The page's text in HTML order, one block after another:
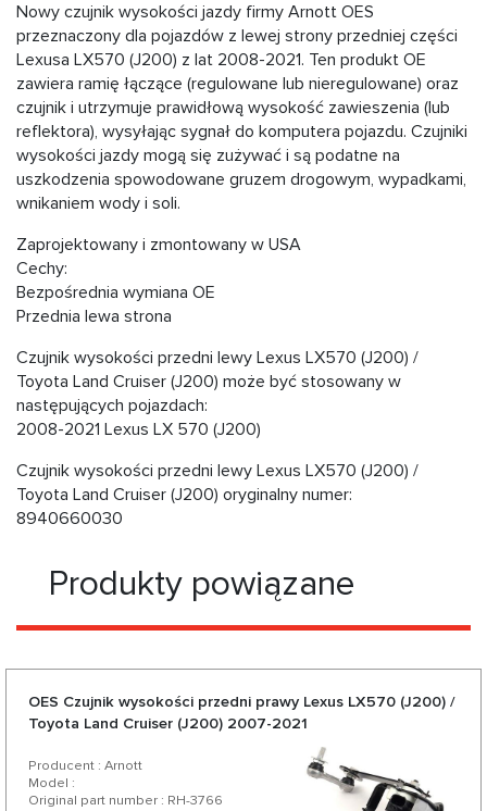
Nowy czujnik wysokości jazdy firmy Arnott OES
przeznaczony dla pojazdów z lewej strony przedniej części
Lexusa LX570 (J200) z lat 2008-2021. Ten produkt OE
zawiera ramię łączące (regulowane lub nieregulowane) oraz
czujnik i utrzymuje prawidłową wysokość zawieszenia (lub
reflektora), wysyłając sygnał do komputera pojazdu. Czujniki
wysokości jazdy mogą się zużywać i są podatne na
uszkodzenia spowodowane gruzem drogowym, wypadkami,
wnikaniem wody i soli.
Zaprojektowany i zmontowany w USA
Cechy:
Bezpośrednia wymiana OE
Przednia lewa strona
Czujnik wysokości przedni lewy Lexus LX570 (J200) /
Toyota Land Cruiser (J200) może być stosowany w
następujących pojazdach:
2008-2021 Lexus LX 570 (J200)
Czujnik wysokości przedni lewy Lexus LX570 (J200) /
Toyota Land Cruiser (J200) oryginalny numer:
8940660030
Produkty powiązane
OES Czujnik wysokości przedni prawy Lexus LX570 (J200) /
Toyota Land Cruiser (J200) 2007-2021
Producent : Arnott
Model :
Original part number : RH-3766